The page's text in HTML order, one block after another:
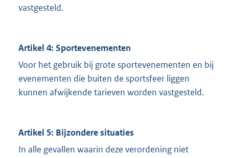
vastgesteld.
Artikel 4: Sportevenementen
Voor het gebruik bij grote sportevenementen en bij
evenementen die buiten de sportsfeer liggen
kunnen afwijkende tarieven worden vastgesteld.
Artikel 5: Bijzondere situaties
In alle gevallen waarin deze verordening niet